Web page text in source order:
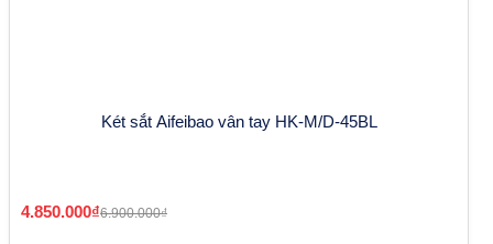
Két sắt Aifeibao vân tay HK-M/D-45BL
4.850.000₫6.900.000₫